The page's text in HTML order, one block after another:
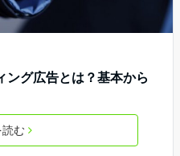
ング広告とは？基本から
む